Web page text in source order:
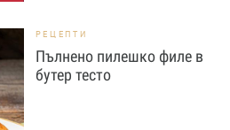
РЕЦЕПТИ
Пълнено пилешко филе в
бутер тесто